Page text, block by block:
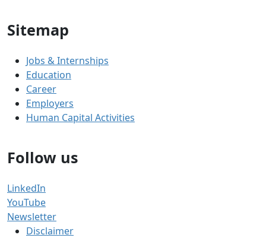
Sitemap
Jobs & Internships
Education
Career
Employers
Human Capital Activities
Follow us
LinkedIn
YouTube
Newsletter
Disclaimer